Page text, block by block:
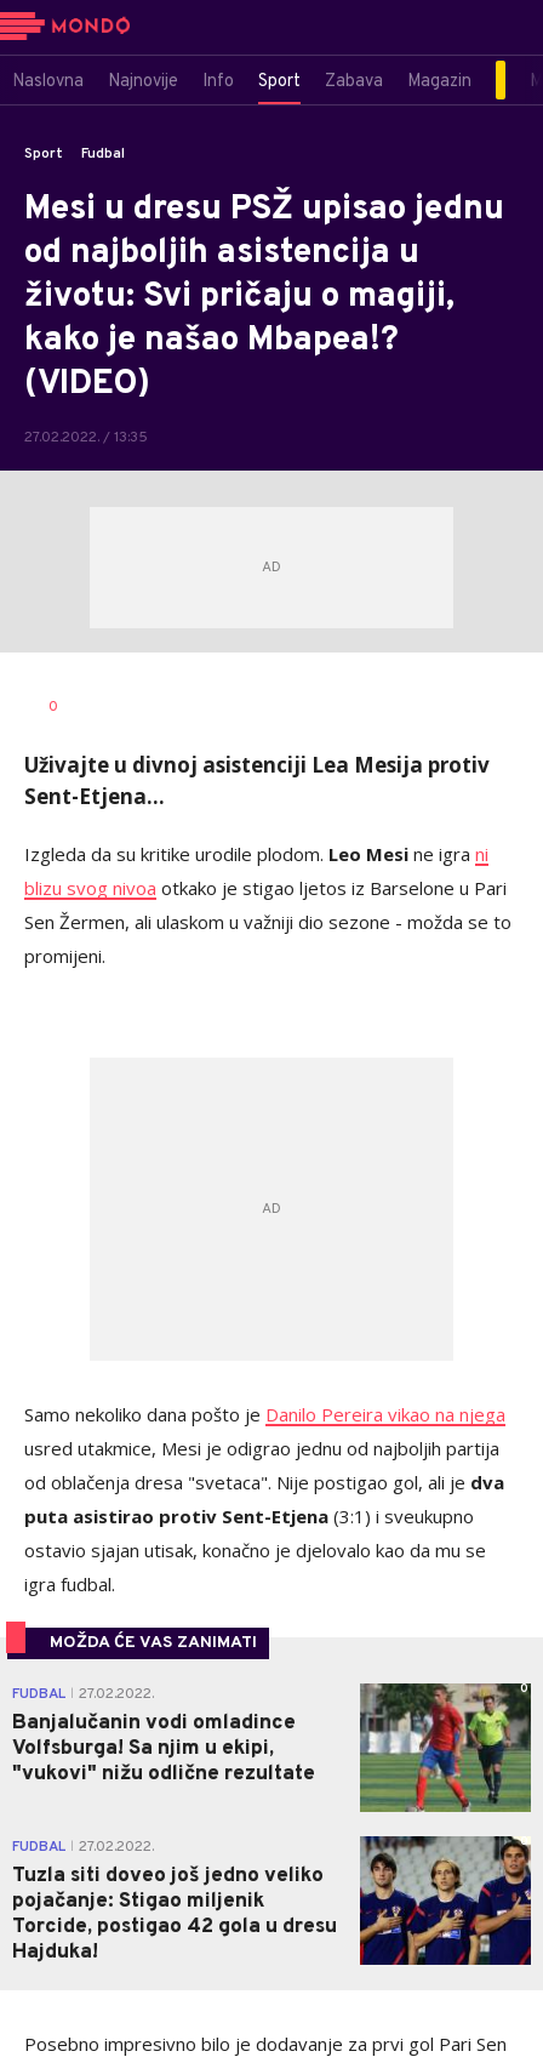
Naslovna Najnovije Info Sport Zabava Magazin
Sport Fudbal
Mesi u dresu PSŽ upisao jednu
od najboljih asistencija u
životu: Svi pričaju o magiji,
kako je našao Mbapea!?
(VIDEO)
27.02.2022. / 13:35
AUTOR
0
Uživajte u divnoj asistenciji Lea Mesija protiv
Sent-Etjena...
Izgleda da su kritike urodile plodom. Leo Mesi ne igra ni
blizu svog nivoa otkako je stigao ljetos iz Barselone u Pari
Sen Žermen, ali ulaskom u važniji dio sezone - možda se to
promijeni.
Samo nekoliko dana pošto je Danilo Pereira vikao na njega
usred utakmice, Mesi je odigrao jednu od najboljih partija
od oblačenja dresa "svetaca". Nije postigao gol, ali je dva
puta asistirao protiv Sent-Etjena (3:1) i sveukupno
ostavio sjajan utisak, konačno je djelovalo kao da mu se
igra fudbal.
MOŽDA ĆE VAS ZANIMATI
FUDBAL 27.02.2022.
Banjalučanin vodi omladince
Volfsburga! Sa njim u ekipi,
"vukovi" nižu odlične rezultate
0
FUDBAL 27.02.2022.
Tuzla siti doveo još jedno veliko
pojačanje: Stigao miljenik
Torcide, postigao 42 gola u dresu
Hajduka!
0
Posebno impresivno bilo je dodavanje za prvi gol Pari Sen